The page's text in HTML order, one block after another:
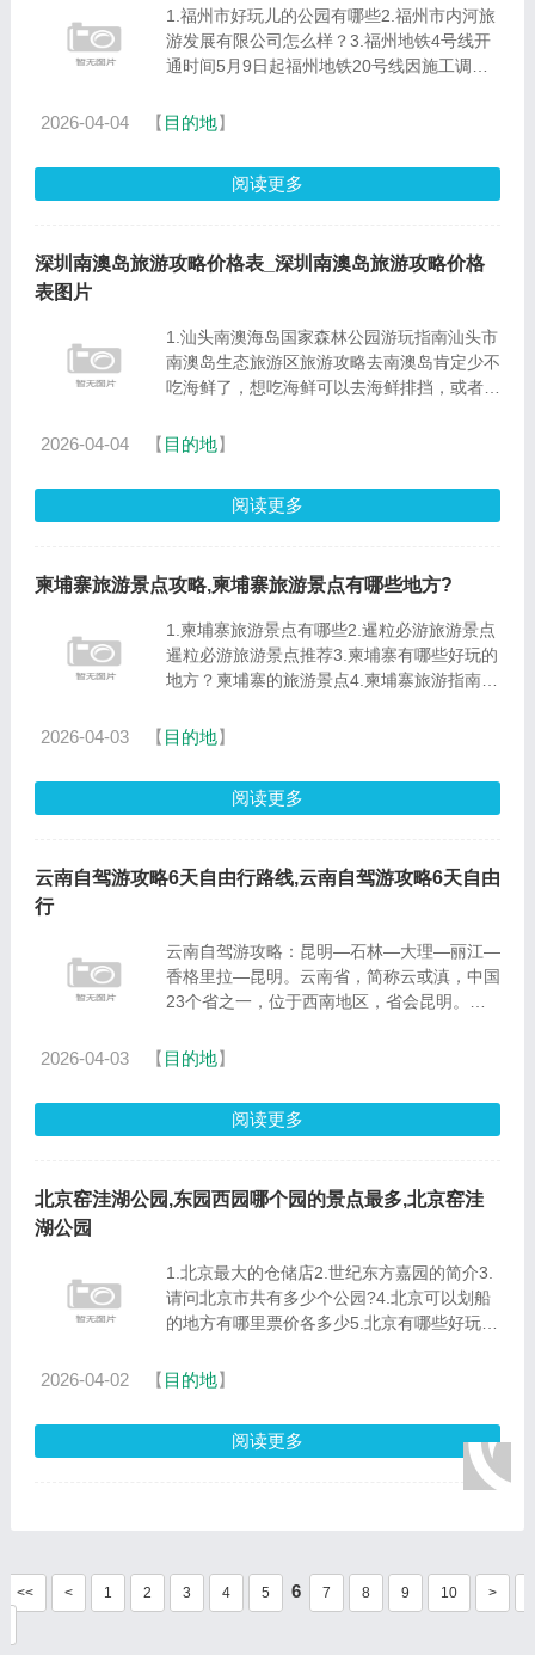
1.福州市好玩儿的公园有哪些2.福州市内河旅
游发展有限公司怎么样？3.福州地铁4号线开
通时间5月9日起福州地铁20号线因施工调整
区周边配套怎么样？6.福州市园林建设开发有
2026-04-04 【 目的地】
阅读更多
深圳南澳岛旅游攻略价格表_深圳南澳岛旅游攻略价格
表图片
1.汕头南澳海岛国家森林公园游玩指南汕头市
南澳岛生态旅游区旅游攻略去南澳岛肯定少不
吃海鲜了，想吃海鲜可以去海鲜排挡，或者是
很多，大家可以选择去参观呢。南澳岛最经典
2026-04-04 【 目的地】
阅读更多
柬埔寨旅游景点攻略,柬埔寨旅游景点有哪些地方?
1.柬埔寨旅游景点有哪些2.暹粒必游旅游景点
暹粒必游旅游景点推荐3.柬埔寨有哪些好玩的
地方？柬埔寨的旅游景点4.柬埔寨旅游指南柬
的旅游景点：圣剑寺：吴哥窟重建时，_耶跋
2026-04-03 【 目的地】
阅读更多
云南自驾游攻略6天自由行路线,云南自驾游攻略6天自由
行
云南自驾游攻略：昆明—石林—大理—丽江—
香格里拉—昆明。云南省，简称云或滇，中国
23个省之一，位于西南地区，省会昆明。介
间，东部与贵州、广西为邻，北部与四川相
2026-04-03 【 目的地】
阅读更多
北京窑洼湖公园,东园西园哪个园的景点最多,北京窑洼
湖公园
1.北京最大的仓储店2.世纪东方嘉园的简介3.
请问北京市共有多少个公园?4.北京可以划船
的地方有哪里票价各多少5.北京有哪些好玩的
公园有哪些北京市的免费公园: 紫竹院公园 什
2026-04-02 【 目的地】
阅读更多
<< < 1 2 3 4 5 6 7 8 9 10 >